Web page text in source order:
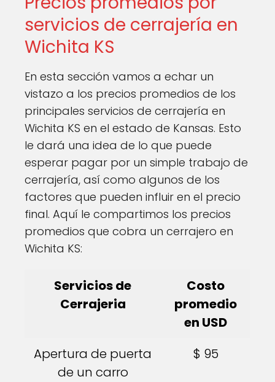
servicios de cerrajería en
Wichita KS
En esta sección vamos a echar un
vistazo a los precios promedios de los
principales servicios de cerrajería en
Wichita KS en el estado de Kansas. Esto
le dará una idea de lo que puede
esperar pagar por un simple trabajo de
cerrajería, así como algunos de los
factores que pueden influir en el precio
final. Aquí le compartimos los precios
promedios que cobra un cerrajero en
Wichita KS:
Servicios de
Cerrajeria
Costo
promedio
en USD
Apertura de puerta
de un carro
$ 95